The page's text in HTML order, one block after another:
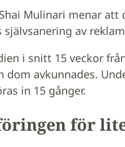
Mulinari menar att
av
i snitt 15 veckor
avkunnades.
in 15 gånger.
för